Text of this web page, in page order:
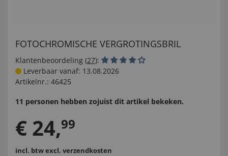
FOTOCHROMISCHE VERGROTINGSBRIL
Klantenbeoordeling (27):
Leverbaar vanaf: 13.08.2026
Artikelnr.: 46425
11 personen hebben zojuist dit artikel bekeken.
€ 24,99
incl. btwexcl. verzendkosten